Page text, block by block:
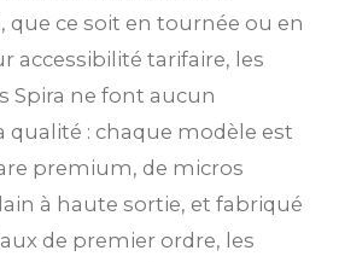
que ce soit en tournée ou en
accessibilité tarifaire, les
Spira ne font aucun
: chaque modèle est
premium, de micros
à haute sortie, et fabriqué
de premier ordre, les